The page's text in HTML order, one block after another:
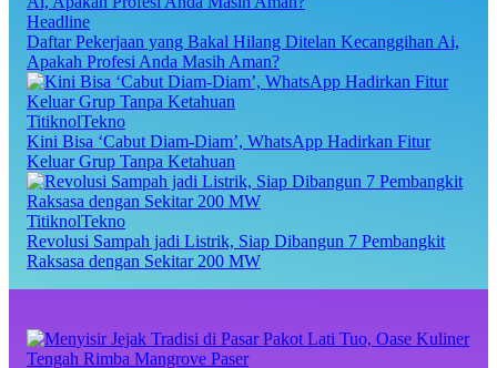
Headline
Daftar Pekerjaan yang Bakal Hilang Ditelan Kecanggihan Ai,
Apakah Profesi Anda Masih Aman?
TitiknolTekno
Kini Bisa ‘Cabut Diam-Diam’, WhatsApp Hadirkan Fitur
Keluar Grup Tanpa Ketahuan
TitiknolTekno
Revolusi Sampah jadi Listrik, Siap Dibangun 7 Pembangkit
Raksasa dengan Sekitar 200 MW